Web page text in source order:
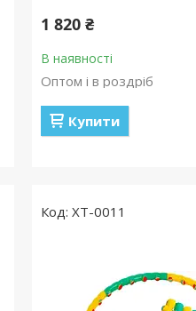
1 820 ₴
В наявності
Оптом і в роздріб
Купити
ХТ-0011